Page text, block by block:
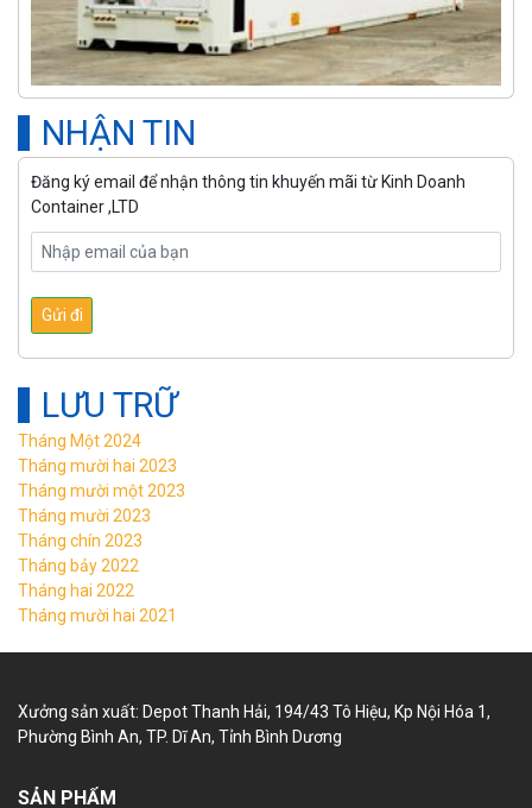
NHẬN TIN
Đăng ký email để nhận thông tin khuyến mãi từ Kinh Doanh
Container ,LTD
LƯU TRỮ
Tháng Một 2024
Tháng mười hai 2023
Tháng mười một 2023
Tháng mười 2023
Tháng chín 2023
Tháng bảy 2022
Tháng hai 2022
Tháng mười hai 2021
Xưởng sản xuất: Depot Thanh Hải, 194/43 Tô Hiệu, Kp Nội Hóa 1,
Phường Bình An, TP. Dĩ An, Tỉnh Bình Dương
SẢN PHẨM